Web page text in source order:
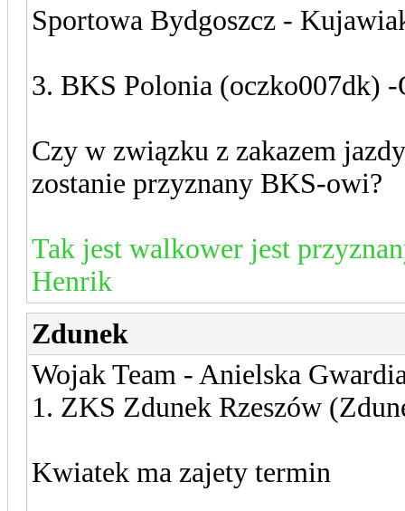
Sportowa Bydgoszcz -
3. BKS Polonia (oczko007dk)
Czy w związku z zakazem
zostanie przyznany BKS-owi?
Tak jest walkower jest
Henrik
Zdunek
Wojak Team - Anielska
1. ZKS Zdunek Rzeszów
Kwiatek ma zajety termin